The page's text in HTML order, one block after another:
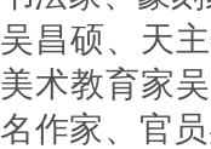
吴昌硕、天
美术教育家
名作家、官